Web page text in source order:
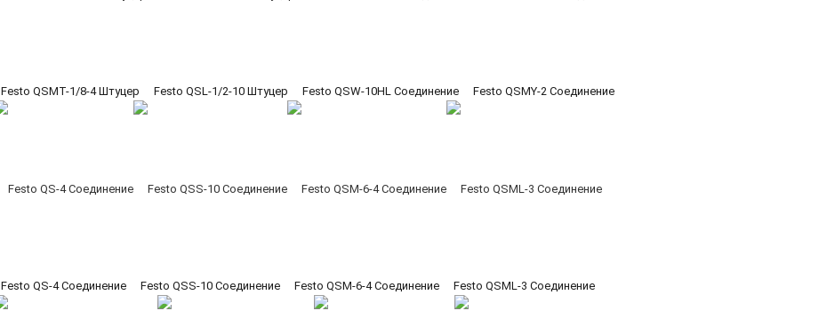
Festo QSMT-1/8-4 Штуцер Festo QSL-1/2-10 Штуцер Festo QSW-10HL Соединение Festo QSMY-2 Соединение
Festo QS-4 Соединение Festo QSS-10 Соединение Festo QSM-6-4 Соединение Festo QSML-3 Соединение